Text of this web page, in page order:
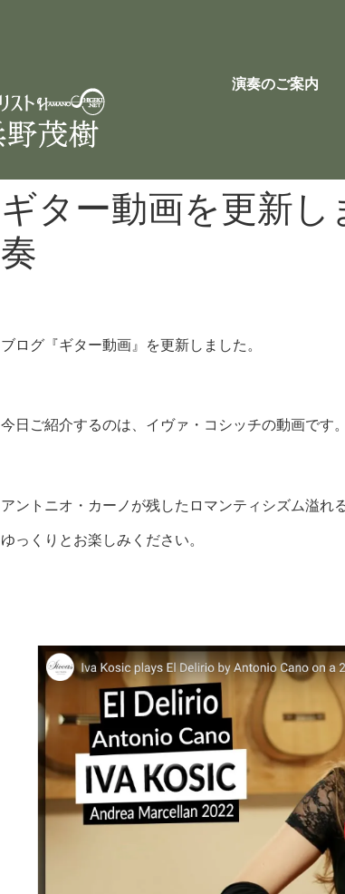
演奏のご案内
ギター動画を更新
奏
ブログ『ギター動画』を更新しました。
今日ご紹介するのは、イヴァ・コシッチの動画です。
アントニオ・カーノが残したロマンティシズム溢れ
ゆっくりとお楽しみください。